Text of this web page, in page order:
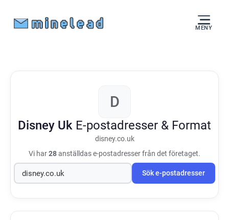
MENY
D
Disney Uk E-postadresser & Format
disney.co.uk
Vi har28anställdas e-postadresser från det företaget.
Sök e-postadresser